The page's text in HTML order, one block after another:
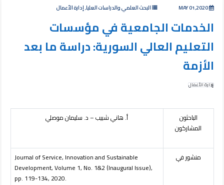
MAY 01,2020 البحث العلمي والدراسات العليا, إدارة الأعمال
الخدمات الجامعية في مؤسسات
التعليم العالي السورية: دراسة ما بعد
الأزمة
إدارة الأعمال
الباحثون
المشاركون
أ. هاني شبيب – د. سليمان موصلي
منشور في
Journal of Service, Innovation and Sustainable
Development, Volume 1, No. 1&2 (Inaugural Issue),
pp. 119-134, 2020.